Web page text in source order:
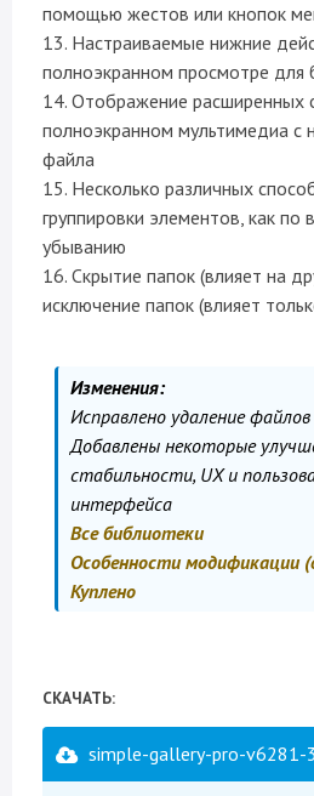
помощью жестов или кнопок
13. Настраиваемые нижние
полноэкранном просмотре для
14. Отображение расширенных
полноэкранном мультимедиа с
файла
15. Несколько различных
группировки элементов, как по
убыванию
16. Скрытие папок (влияет на
исключение папок (влияет
Изменения:
Исправлено удаление
Добавлены некоторые
стабильности, UX и
интерфейса
Все библиотеки
Особенности модификации
Куплено
СКАЧАТЬ:
simple-gallery-pro-v6281-